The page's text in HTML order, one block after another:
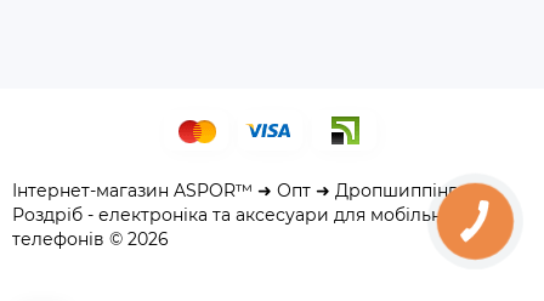
Інтернет-магазин ASPOR™ ➜ Опт ➜ Дропшиппінг ➜
Роздріб - електроніка та аксесуари для мобільних
телефонів © 2026